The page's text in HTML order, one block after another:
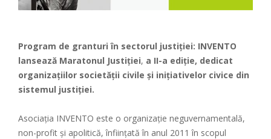
Program de granturi în sectorul justiției: INVENTO
lansează Maratonul Justiției, a II-a ediție, dedicat
organizațiilor societății civile și inițiativelor civice din
sistemul justiției.
Asociația INVENTO este o organizație neguvernamentală,
non-profit și apolitică, înființată în anul 2011 în scopul